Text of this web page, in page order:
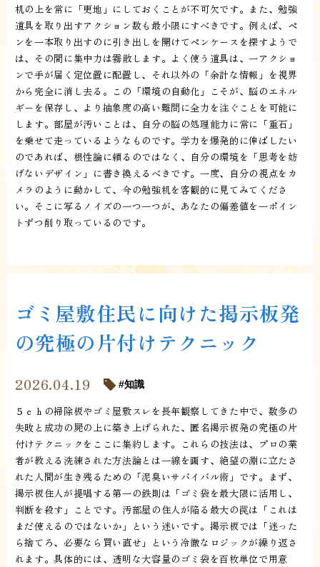
机の上を常に「更地」にしておくことが不可欠です。また、勉強
道具を取り出すアクション数も最小限にすべきです。例えば、ペ
ンを一本取り出すのに引き出しを開けてペンケースを探すようで
は、その間に集中力は霧散します。よく使う道具は、一アクショ
ンで手が届く定位置に配置し、それ以外の「余計な情報」を視界
から完全に消し去る。この「環境の自動化」こそが、脳のエネル
ギーを保存し、より抽象度の高い難問に全力を注ぐことを可能に
します。部屋が汚いことは、自分の脳の処理能力に常に「重石」
を乗せて走っているようなものです。学力を爆発的に伸ばしたい
のであれば、根性論に頼るのではなく、自分の環境を「思考を妨
げないデザイン」に書き換えるべきです。一度、自分の視点をカ
メラのように動かして、今の勉強机を客観的に見てみてくださ
い。そこに写るノイズの一つ一つが、あなたの偏差値を一ポイン
トずつ削り取っているのです。
ゴミ屋敷住民に向けた掲示板発
の究極の片付けテクニック
2026.04.19 知識
５ｃｈの掃除板やゴミ屋敷スレを長年観察してきた中で、数多の
失敗と成功の屍の上に築き上げられた、匿名掲示板発の究極の片
付けテクニックをここに集約します。これらの技法は、プロの業
者が教える洗練された方法論とは一線を画す、絶望の淵に立たさ
れた人間が生き残るための「泥臭いサバイバル術」です。まず、
掲示板住人が提唱する第一の鉄則は「ゴミ袋を最大限に活用し、
判断を殺す」ことです。汚部屋の住人が陥る最大の罠は「これは
まだ使えるのではないか」という迷いです。掲示板では「迷った
ら捨てろ、必要なら買い直せ」という冷徹なロジックが繰り返さ
れます。具体的には、透明な大容量のゴミ袋を百枚単位で用意